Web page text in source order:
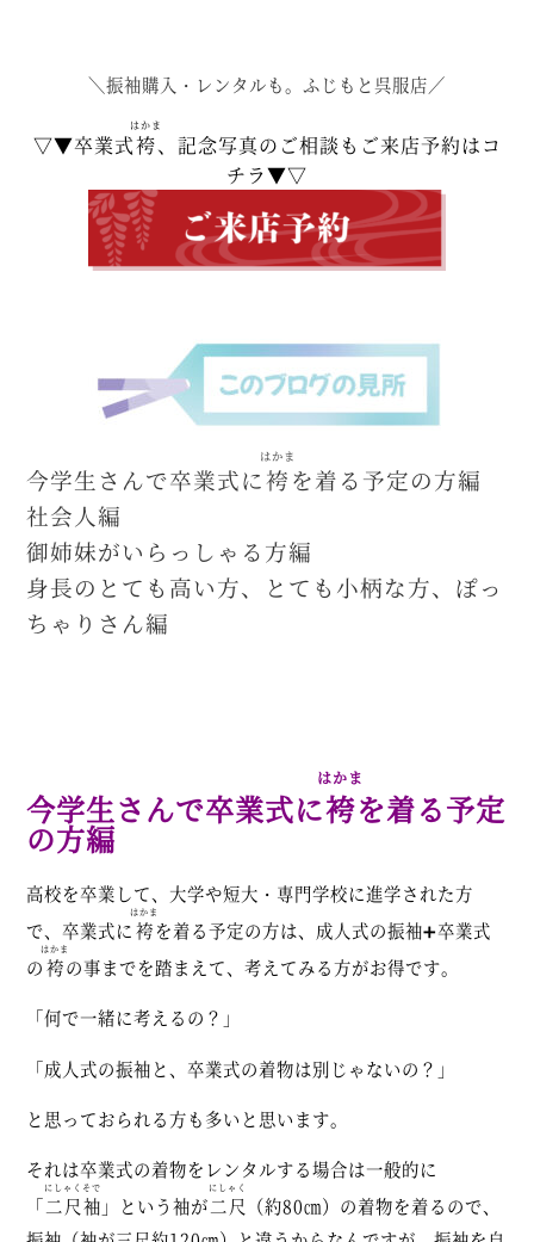
＼振袖購入・レンタルも。ふじもと呉服店／
▽▼卒業式袴
はかま
、記念写真のご相談もご来店予約はコ
チラ▼▽
今学生さんで卒業式に袴
はかま
を着る予定の方編
社会人編
御姉妹がいらっしゃる方編
身長のとても高い方、とても小柄な方、ぽっ
ちゃりさん編
今学生さんで卒業式に袴
はかま
を着る予定
の方編
高校を卒業して、大学や短大・専門学校に進学された方
で、卒業式に袴
はかま
を着る予定の方は、成人式の振袖➕卒業式
の袴
はかま
の事までを踏まえて、考えてみる方がお得です。
「何で一緒に考えるの？」
「成人式の振袖と、卒業式の着物は別じゃないの？」
と思っておられる方も多いと思います。
それは卒業式の着物をレンタルする場合は一般的に
「二尺袖
にしゃくそで
」という袖が二尺
にしゃく
（約80㎝）の着物を着るので、